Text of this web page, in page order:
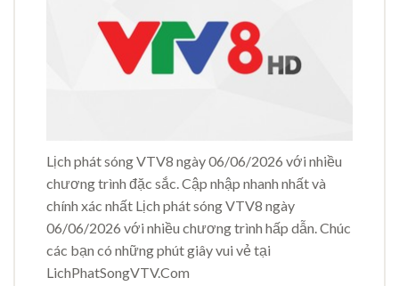
Lịch phát sóng VTV8 ngày 06/06/2026 với nhiều
chương trình đặc sắc. Cập nhập nhanh nhất và
chính xác nhất Lịch phát sóng VTV8 ngày
06/06/2026 với nhiều chương trình hấp dẫn. Chúc
các bạn có những phút giây vui vẻ tại
LichPhatSongVTV.Com